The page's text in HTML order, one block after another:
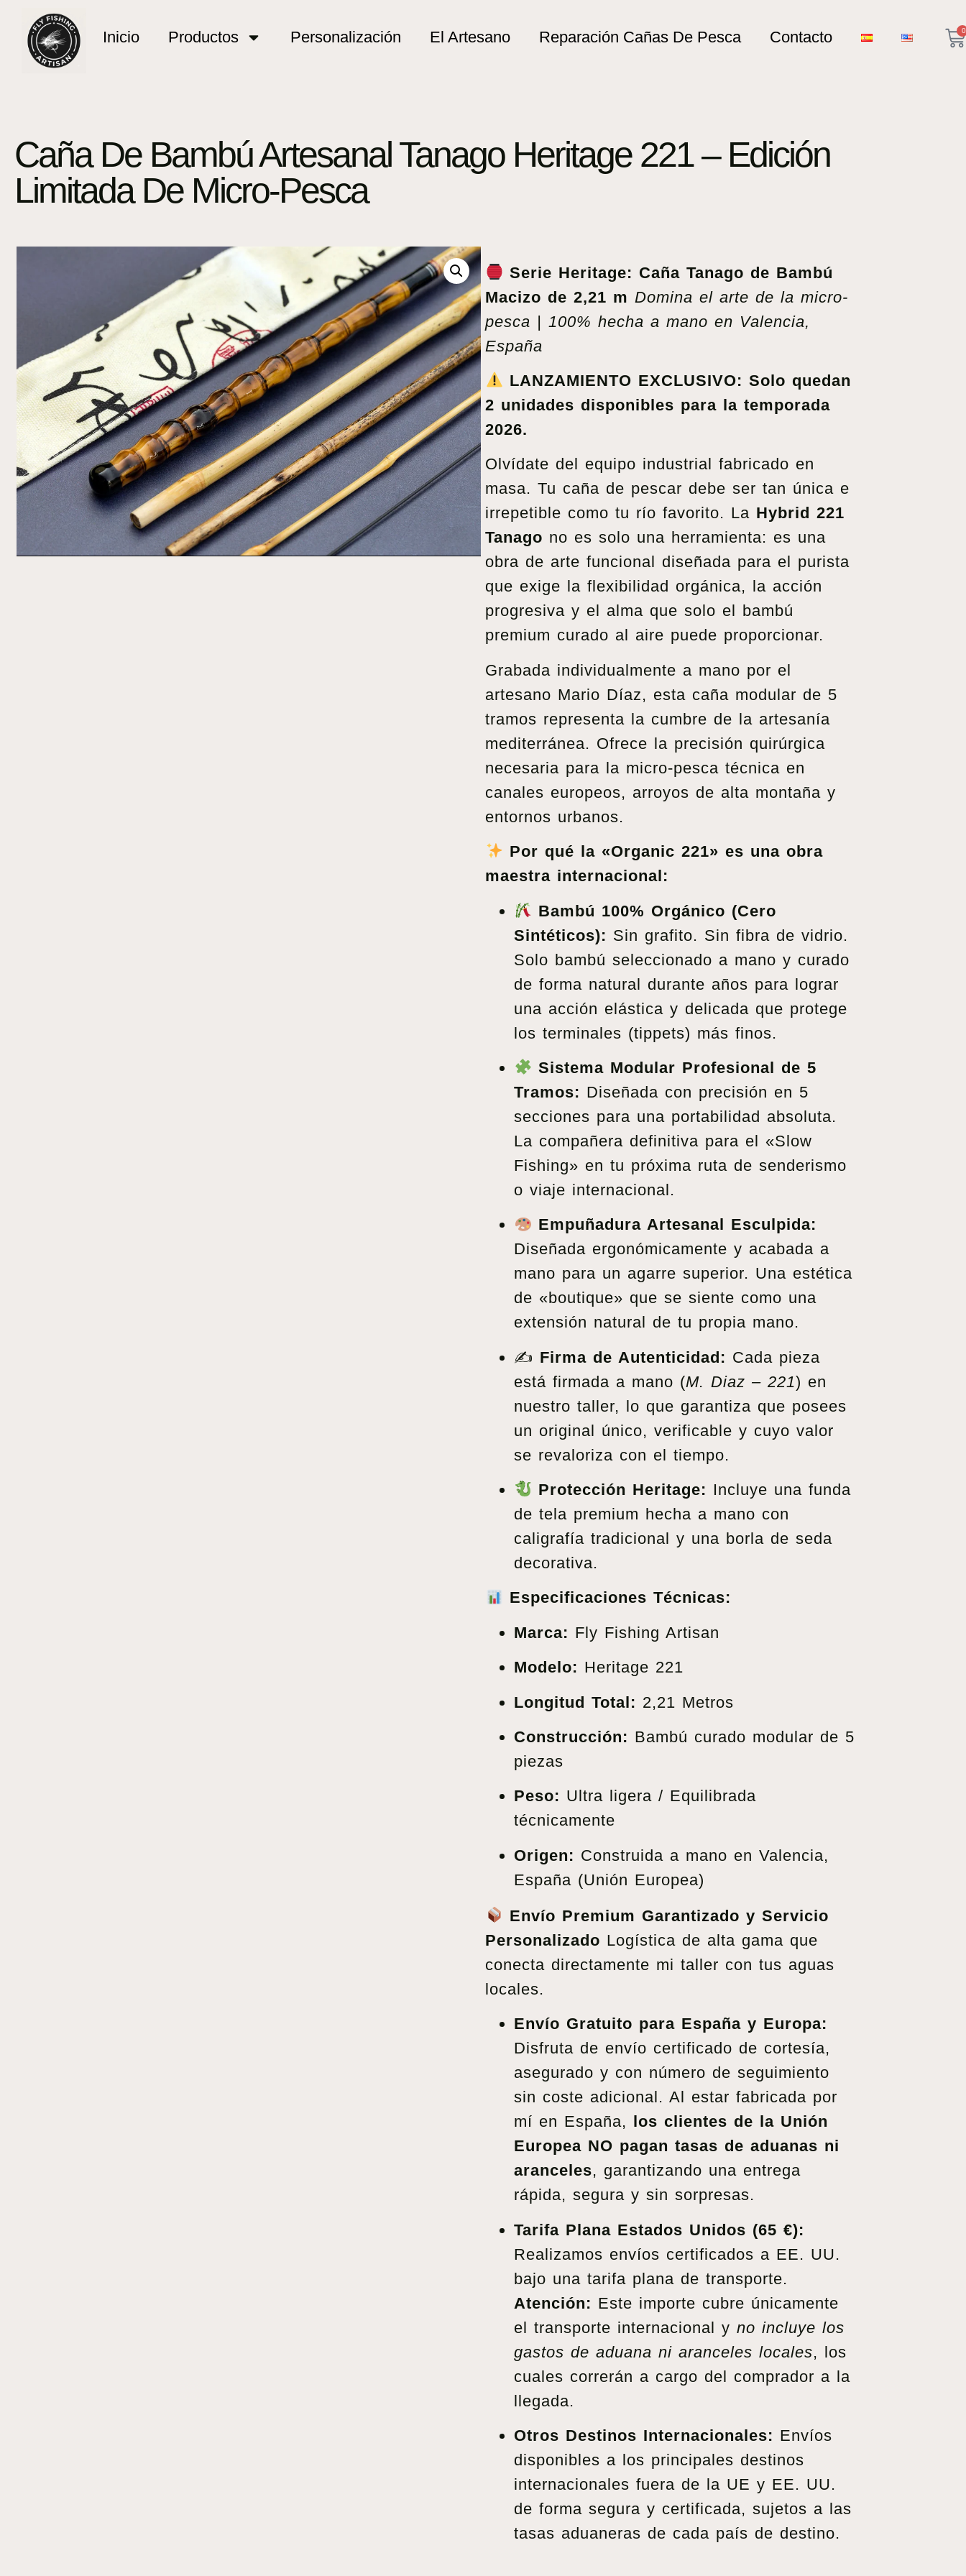
Inicio Productos Personalización El Artesano Reparación Cañas De Pesca Contacto 0
Caña De Bambú Artesanal Tanago Heritage 221 – Edición
Limitada De Micro-Pesca
Serie Heritage: Caña Tanago de Bambú
Macizo de 2,21 m Domina el arte de la micro-
pesca | 100% hecha a mano en Valencia,
España
LANZAMIENTO EXCLUSIVO: Solo quedan
2 unidades disponibles para la temporada
2026.
Olvídate del equipo industrial fabricado en
masa. Tu caña de pescar debe ser tan única e
irrepetible como tu río favorito. La Hybrid 221
Tanago no es solo una herramienta: es una
obra de arte funcional diseñada para el purista
que exige la flexibilidad orgánica, la acción
progresiva y el alma que solo el bambú
premium curado al aire puede proporcionar.
Grabada individualmente a mano por el
artesano Mario Díaz, esta caña modular de 5
tramos representa la cumbre de la artesanía
mediterránea. Ofrece la precisión quirúrgica
necesaria para la micro-pesca técnica en
canales europeos, arroyos de alta montaña y
entornos urbanos.
Por qué la «Organic 221» es una obra
maestra internacional:
Bambú 100% Orgánico (Cero
Sintéticos): Sin grafito. Sin fibra de vidrio.
Solo bambú seleccionado a mano y curado
de forma natural durante años para lograr
una acción elástica y delicada que protege
los terminales (tippets) más finos.
Sistema Modular Profesional de 5
Tramos: Diseñada con precisión en 5
secciones para una portabilidad absoluta.
La compañera definitiva para el «Slow
Fishing» en tu próxima ruta de senderismo
o viaje internacional.
Empuñadura Artesanal Esculpida:
Diseñada ergonómicamente y acabada a
mano para un agarre superior. Una estética
de «boutique» que se siente como una
extensión natural de tu propia mano.
✍️ Firma de Autenticidad: Cada pieza
está firmada a mano (M. Diaz – 221) en
nuestro taller, lo que garantiza que posees
un original único, verificable y cuyo valor
se revaloriza con el tiempo.
Protección Heritage: Incluye una funda
de tela premium hecha a mano con
caligrafía tradicional y una borla de seda
decorativa.
Especificaciones Técnicas:
Marca: Fly Fishing Artisan
Modelo: Heritage 221
Longitud Total: 2,21 Metros
Construcción: Bambú curado modular de 5
piezas
Peso: Ultra ligera / Equilibrada
técnicamente
Origen: Construida a mano en Valencia,
España (Unión Europea)
Envío Premium Garantizado y Servicio
Personalizado Logística de alta gama que
conecta directamente mi taller con tus aguas
locales.
Envío Gratuito para España y Europa:
Disfruta de envío certificado de cortesía,
asegurado y con número de seguimiento
sin coste adicional. Al estar fabricada por
mí en España, los clientes de la Unión
Europea NO pagan tasas de aduanas ni
aranceles, garantizando una entrega
rápida, segura y sin sorpresas.
Tarifa Plana Estados Unidos (65 €):
Realizamos envíos certificados a EE. UU.
bajo una tarifa plana de transporte.
Atención: Este importe cubre únicamente
el transporte internacional y no incluye los
gastos de aduana ni aranceles locales, los
cuales correrán a cargo del comprador a la
llegada.
Otros Destinos Internacionales: Envíos
disponibles a los principales destinos
internacionales fuera de la UE y EE. UU.
de forma segura y certificada, sujetos a las
tasas aduaneras de cada país de destino.